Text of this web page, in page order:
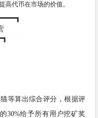
高代币在市场的价值。
等算出综合评分，根据评
30%给予所有用户挖矿奖